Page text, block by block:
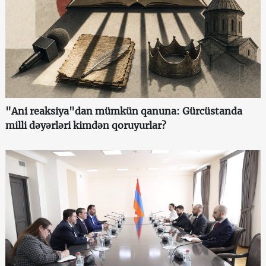
"Ani reaksiya"dan mümkün qanuna: Gürcüstanda
milli dəyərləri kimdən qoruyurlar?